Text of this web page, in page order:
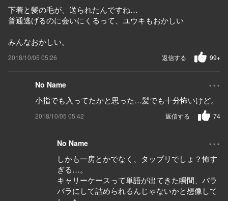
下着と髪の毛が、送られたんですね…
普通逃げるのに会いにくるって、ユウキもおかしい
みんなおかしい。
2018/10/05 05:26 99+
返信する
No Name ...
小指でも入ってたかと思った…髪でも十分怖いけど。
2018/10/05 05:42 74
返信する
No Name ...
しかも一房とかでなく、タップリでしょ？怖す
ぎる…。
キャリーケースって単語が出てきた瞬間、バラ
バラにして詰められるんじゃないかと想像して